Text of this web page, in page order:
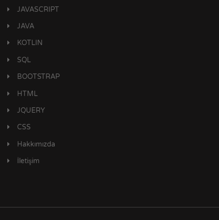
JAVASCRIPT
JAVA
KOTLIN
SQL
BOOTSTRAP
HTML
JQUERY
CSS
Hakkımızda
İletişim